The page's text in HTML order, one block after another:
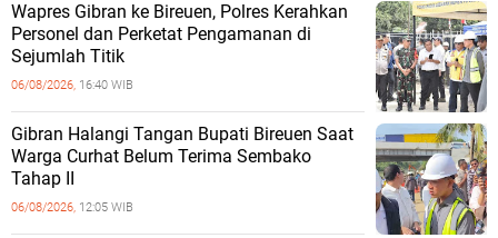
Wapres Gibran ke Bireuen, Polres Kerahkan
Personel dan Perketat Pengamanan di
Sejumlah Titik
06/08/2026, 16:40 WIB
Gibran Halangi Tangan Bupati Bireuen Saat
Warga Curhat Belum Terima Sembako
Tahap II
06/08/2026, 12:05 WIB